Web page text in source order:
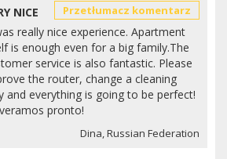
NICE Przetłumacz komentarz
really nice experience. Apartment
is enough even for a big family.The
service is also fantastic. Please
the router, change a cleaning
and everything is going to be perfect!
pronto!
Dina, Russian Federation